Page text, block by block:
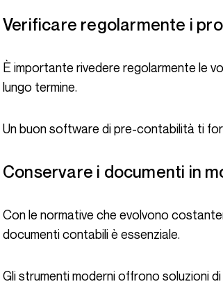
Verificare regolarmente i
È importante rivedere regolarmente le voci per evitare errori che possono avere conseguenze a
lungo termine.
Un buon software di pre-contabilità ti
Conservare i documenti in
Con le normative che evolvono costantemente, conservare una traccia digitale di tutti i tuoi
documenti contabili è essenziale.
Gli strumenti moderni offrono soluzioni